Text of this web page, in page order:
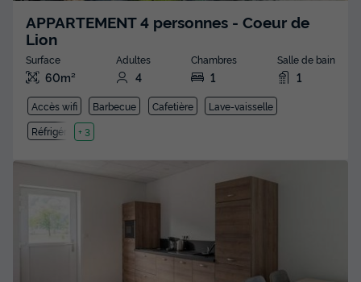
APPARTEMENT 4 personnes - Coeur de
Lion
Surface
60m²
Adultes
4
Chambres
1
Salle de bain
1
Accès wifi Barbecue Cafetière
Lave-vaisselle
Réfrigérateur
+ 3